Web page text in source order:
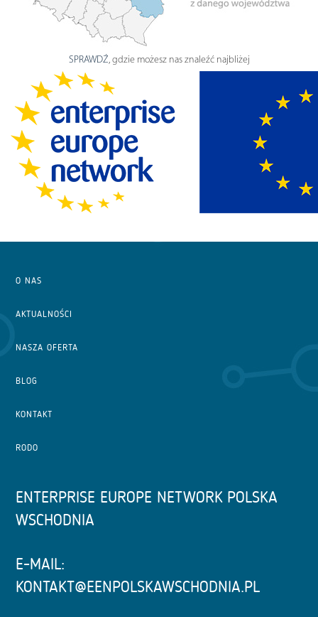
SPRAWDŹ, gdzie możesz nas znaleźć najbliżej
O NAS
AKTUALNOŚCI
NASZA OFERTA
BLOG
KONTAKT
RODO
ENTERPRISE EUROPE NETWORK POLSKA
WSCHODNIA
E-MAIL:
KONTAKT@EENPOLSKAWSCHODNIA.PL